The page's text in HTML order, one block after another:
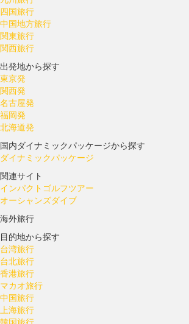
四国旅行
中国地方旅行
関東旅行
関西旅行
出発地から探す
東京発
関西発
名古屋発
福岡発
北海道発
国内ダイナミックパッケージから探す
ダイナミックパッケージ
関連サイト
インパクトゴルフツアー
オーシャンズダイブ
海外旅行
目的地から探す
台湾旅行
台北旅行
香港旅行
マカオ旅行
中国旅行
上海旅行